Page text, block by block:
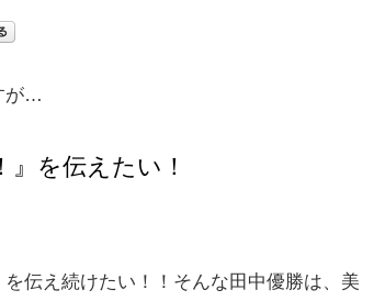
が…
』を伝えたい！
伝え続けたい！！そんな田中優勝は、美